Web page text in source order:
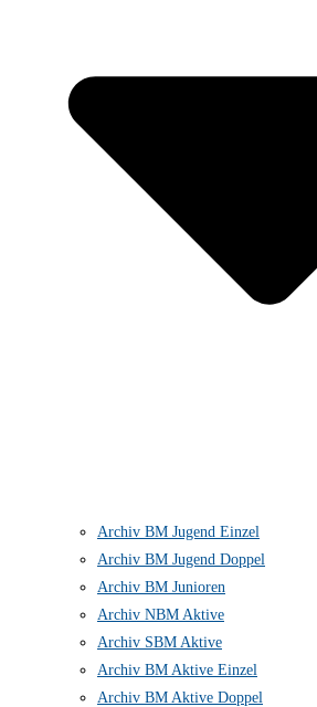
Archiv BM Jugend Einzel
Archiv BM Jugend Doppel
Archiv BM Junioren
Archiv NBM Aktive
Archiv SBM Aktive
Archiv BM Aktive Einzel
Archiv BM Aktive Doppel